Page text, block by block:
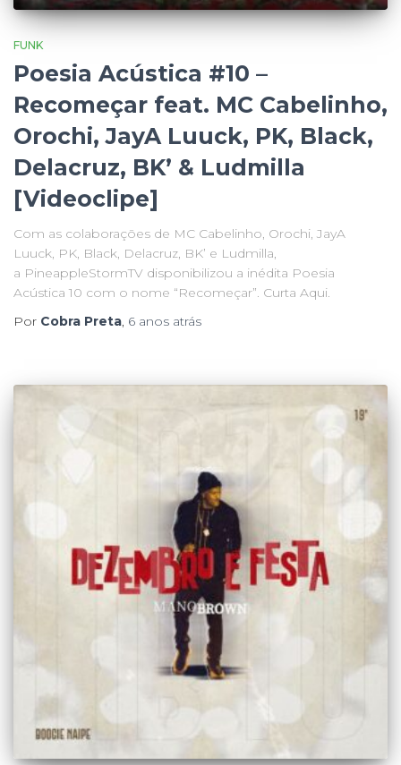
FUNK
Poesia Acústica #10 –
Recomeçar feat. MC Cabelinho,
Orochi, JayA Luuck, PK, Black,
Delacruz, BK’ & Ludmilla
[Videoclipe]
Com as colaborações de MC Cabelinho, Orochi, JayA
Luuck, PK, Black, Delacruz, BK’ e Ludmilla,
a PineappleStormTV disponibilizou a inédita Poesia
Acústica 10 com o nome “Recomeçar”. Curta Aqui.
Por Cobra Preta, 6 anos atrás